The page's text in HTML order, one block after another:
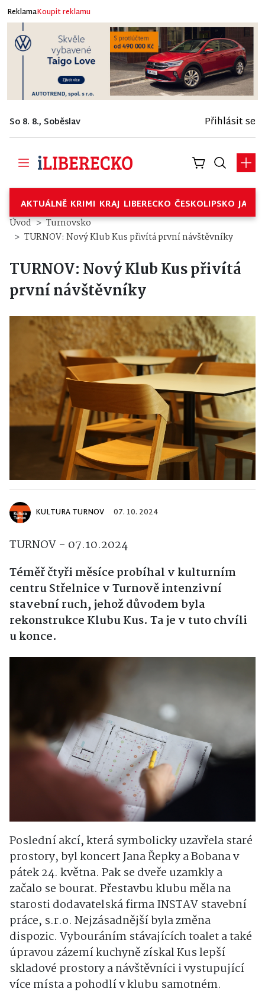
ReklamaKoupit reklamu
So 8. 8., Soběslav Přihlásit se
AKTUÁLNĚ KRIMI KRAJ LIBERECKO ČESKOLIPSKO
Úvod
Turnovsko
TURNOV: Nový Klub Kus přivítá první návštěvníky
TURNOV: Nový Klub Kus přivítá
první návštěvníky
KULTURA TURNOV 07. 10. 2024
TURNOV - 07.10.2024
Téměř čtyři měsíce probíhal v kulturním
centru Střelnice v Turnově intenzivní
stavební ruch, jehož důvodem byla
rekonstrukce Klubu Kus. Ta je v tuto chvíli
u konce.
Poslední akcí, která symbolicky uzavřela staré
prostory, byl koncert Jana Řepky a Bobana v
pátek 24. května. Pak se dveře uzamkly a
začalo se bourat. Přestavbu klubu měla na
starosti dodavatelská firma INSTAV stavební
práce, s.r.o. Nejzásadnější byla změna
dispozic. Vybouráním stávajících toalet a také
úpravou zázemí kuchyně získal Kus lepší
skladové prostory a návštěvníci i vystupující
více místa a pohodlí v klubu samotném.